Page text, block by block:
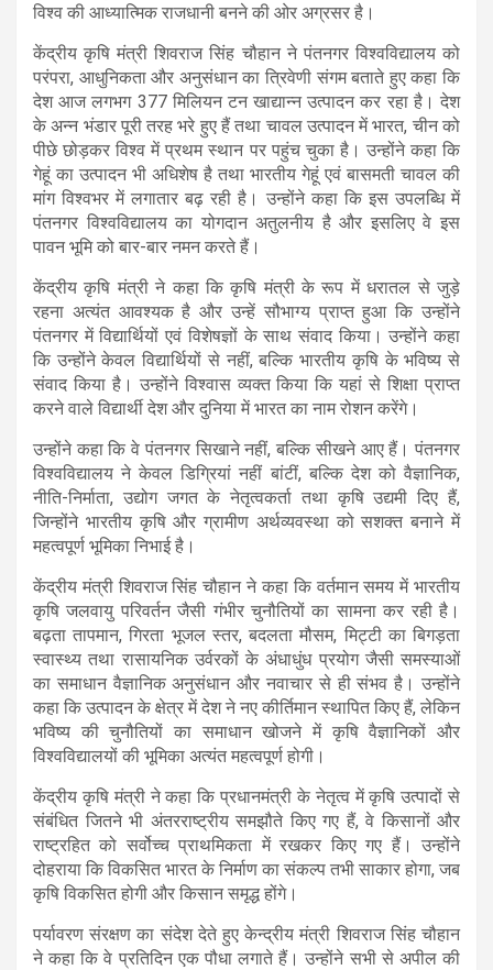
विश्व की आध्यात्मिक राजधानी बनने की ओर अग्रसर है।
केंद्रीय कृषि मंत्री शिवराज सिंह चौहान ने पंतनगर विश्वविद्यालय को
परंपरा, आधुनिकता और अनुसंधान का त्रिवेणी संगम बताते हुए कहा कि
देश आज लगभग 377 मिलियन टन खाद्यान्न उत्पादन कर रहा है। देश
के अन्न भंडार पूरी तरह भरे हुए हैं तथा चावल उत्पादन में भारत, चीन को
पीछे छोड़कर विश्व में प्रथम स्थान पर पहुंच चुका है। उन्होंने कहा कि
गेहूं का उत्पादन भी अधिशेष है तथा भारतीय गेहूं एवं बासमती चावल की
मांग विश्वभर में लगातार बढ़ रही है। उन्होंने कहा कि इस उपलब्धि में
पंतनगर विश्वविद्यालय का योगदान अतुलनीय है और इसलिए वे इस
पावन भूमि को बार-बार नमन करते हैं।
केंद्रीय कृषि मंत्री ने कहा कि कृषि मंत्री के रूप में धरातल से जुड़े
रहना अत्यंत आवश्यक है और उन्हें सौभाग्य प्राप्त हुआ कि उन्होंने
पंतनगर में विद्यार्थियों एवं विशेषज्ञों के साथ संवाद किया। उन्होंने कहा
कि उन्होंने केवल विद्यार्थियों से नहीं, बल्कि भारतीय कृषि के भविष्य से
संवाद किया है। उन्होंने विश्वास व्यक्त किया कि यहां से शिक्षा प्राप्त
करने वाले विद्यार्थी देश और दुनिया में भारत का नाम रोशन करेंगे।
उन्होंने कहा कि वे पंतनगर सिखाने नहीं, बल्कि सीखने आए हैं। पंतनगर
विश्वविद्यालय ने केवल डिग्रियां नहीं बांटीं, बल्कि देश को वैज्ञानिक,
नीति-निर्माता, उद्योग जगत के नेतृत्वकर्ता तथा कृषि उद्यमी दिए हैं,
जिन्होंने भारतीय कृषि और ग्रामीण अर्थव्यवस्था को सशक्त बनाने में
महत्वपूर्ण भूमिका निभाई है।
केंद्रीय मंत्री शिवराज सिंह चौहान ने कहा कि वर्तमान समय में भारतीय
कृषि जलवायु परिवर्तन जैसी गंभीर चुनौतियों का सामना कर रही है।
बढ़ता तापमान, गिरता भूजल स्तर, बदलता मौसम, मिट्टी का बिगड़ता
स्वास्थ्य तथा रासायनिक उर्वरकों के अंधाधुंध प्रयोग जैसी समस्याओं
का समाधान वैज्ञानिक अनुसंधान और नवाचार से ही संभव है। उन्होंने
कहा कि उत्पादन के क्षेत्र में देश ने नए कीर्तिमान स्थापित किए हैं, लेकिन
भविष्य की चुनौतियों का समाधान खोजने में कृषि वैज्ञानिकों और
विश्वविद्यालयों की भूमिका अत्यंत महत्वपूर्ण होगी।
केंद्रीय कृषि मंत्री ने कहा कि प्रधानमंत्री के नेतृत्व में कृषि उत्पादों से
संबंधित जितने भी अंतरराष्ट्रीय समझौते किए गए हैं, वे किसानों और
राष्ट्रहित को सर्वोच्च प्राथमिकता में रखकर किए गए हैं। उन्होंने
दोहराया कि विकसित भारत के निर्माण का संकल्प तभी साकार होगा, जब
कृषि विकसित होगी और किसान समृद्ध होंगे।
पर्यावरण संरक्षण का संदेश देते हुए केन्द्रीय मंत्री शिवराज सिंह चौहान
ने कहा कि वे प्रतिदिन एक पौधा लगाते हैं। उन्होंने सभी से अपील की